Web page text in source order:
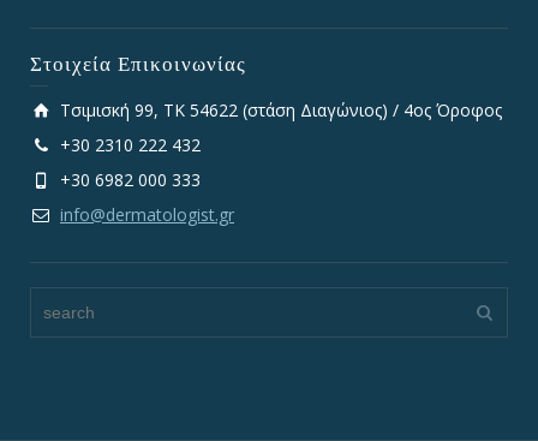
Στοιχεία Επικοινωνίας
Τσιμισκή 99, TK 54622 (στάση Διαγώνιος) / 4ος Όροφος
+30 2310 222 432
+30 6982 000 333
info@dermatologist.gr